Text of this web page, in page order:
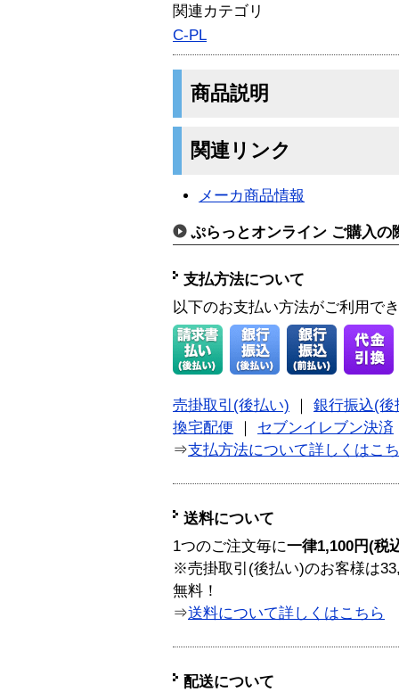
関連カテゴリ
C-PL
商品説明
関連リンク
メーカ商品情報
ぷらっとオンライン ご購入の
支払方法について
以下のお支払い方法がご利用で
売掛取引(後払い)
銀行振込(後
換宅配便
セブンイレブン決済
⇒支払方法について詳しくはこ
送料について
1つのご注文毎に一律1,100円(税
※売掛取引(後払い)のお客様は
無料！
⇒送料について詳しくはこちら
配送について